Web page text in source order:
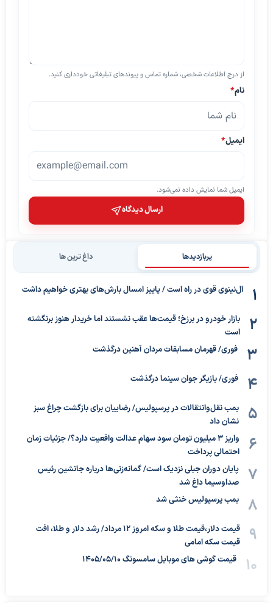
از درج اطلاعات شخصی، شماره تماس و پیوندهای تبلیغاتی خودداری کنید.
نام*
ایمیل*
ایمیل شما نمایش داده نمی‌شود.
ارسال دیدگاه
پربازدیدها داغ ترین ها
ال‌نینوی قوی در راه است / پاییز امسال بارش‌های بهتری خواهیم داشت
بازار خودرو در برزخ؛ قیمت‌ها عقب نشستند اما خریدار هنوز برنگشته
است
فوری/ قهرمان مسابقات مردان آهنین درگذشت
فوری/ بازیگر جوان سینما درگذشت
بمب نقل‌وانتقالات در پرسپولیس/ رضاییان برای بازگشت چراغ سبز
نشان داد
واریز ۳ میلیون تومان سود سهام عدالت واقعیت دارد؟/ جزئیات زمان
احتمالی پرداخت
پایان دوران جبلی نزدیک است/ گمانه‌زنی‌ها درباره جانشین رئیس
صداوسیما داغ شد
بمب پرسپولیس خنثی شد
قیمت دلار،قیمت طلا و سکه امروز ۱۲ مرداد/ رشد دلار و طلا، افت
قیمت سکه امامی
قیمت گوشی های موبایل سامسونگ 1405/05/10